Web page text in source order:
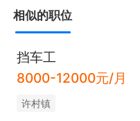
相似的职位
挡车工
8000-12000元/月
许村镇